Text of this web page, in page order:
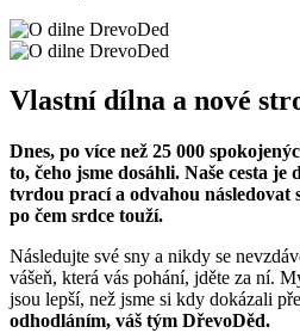
Vlastní dílna a nové
Dnes, po více než 25 000
to, čeho jsme dosáhli. Naše cesta je
tvrdou prací a odvahou následovat
po čem srdce touží.
Následujte své sny a nikdy se
vášeň, která vás pohání, jděte za ní.
jsou lepší, než jsme si kdy dokázali
odhodláním, váš tým DřevoDěd.